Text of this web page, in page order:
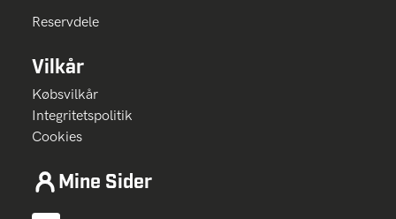
Reservdele
Vilkår
Købsvilkår
Integritetspolitik
Cookies
Mine Sider